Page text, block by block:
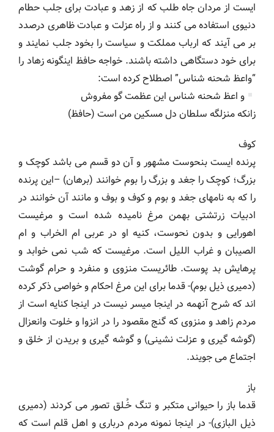
ایست از مردان جاه طلب که از زهد و عبادت برای جلب حطام
دنیوی استفاده می کنند و از راه عزلت و عبادت ظاهری درصدد
بر می آیند که ارباب مملکت و سیاست را بخود جلب نمایند و
برای خود دستگاهی داشته باشند. خواجه حافظ اینگونه زهاد را
“واعظ شحنه شناس” اصطلاح کرده است:
و اعظ شحنه شناس این عظمت گو مفروش
زانکه منزلگه سلطان دل مسکین من است (حافظ)
کوف
پرنده ایست بنحوست مشهور و آن دو قسم می باشد کوچک و
بزرگ؛ کوچک را جغد و بزرگ را بوم خوانند (برهان) –این پرنده
را که به نامهای جغد و بوم و کوف و بوف و مانند آن خوانند در
ادبیات زرتشتی بهمن مرغ نامیده شده است و مرغیست
اهورایی و بدون نحوست، کنیه او در عربی ام الخراب و ام
الصیبان و غراب اللیل است. مرغیست که شب نمی خوابد و
پرهایش بد پوست. طائریست منزوی و منفرد و حرام گوشت
(دمیری ذیل بوم)- قدما برای این مرغ احکام و خواصی ذکر کرده
اند که شرح آنهمه در اینجا میسر نیست در اینجا کنایه است از
مردم زاهد و منزوی که گنج مقصود را در انزوا و خلوت وانعزال
(گوشه گیری و عزلت نشینی) و گوشه گیری و بریدن از خلق و
اجتماع می جویند.
باز
قدما باز را حیوانی متکبر و تنگ خُـلق تصور می کردند (دمیری
ذیل البازی)- در اینجا نمونه مردم درباری و اهل قلم است که